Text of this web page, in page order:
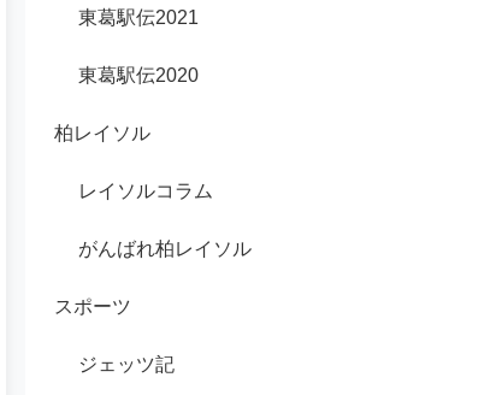
東葛駅伝2021
東葛駅伝2020
柏レイソル
レイソルコラム
がんばれ柏レイソル
スポーツ
ジェッツ記